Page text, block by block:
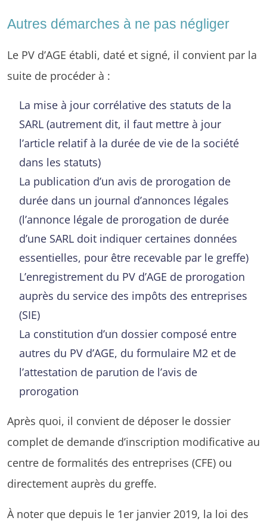
Autres démarches à ne pas négliger
Le PV d’AGE établi, daté et signé, il convient par la
suite de procéder à :
La mise à jour corrélative des statuts de la
SARL (autrement dit, il faut mettre à jour
l’article relatif à la durée de vie de la société
dans les statuts)
La publication d’un avis de prorogation de
durée dans un journal d’annonces légales
(l’annonce légale de prorogation de durée
d’une SARL doit indiquer certaines données
essentielles, pour être recevable par le greffe)
L’enregistrement du PV d’AGE de prorogation
auprès du service des impôts des entreprises
(SIE)
La constitution d’un dossier composé entre
autres du PV d’AGE, du formulaire M2 et de
l’attestation de parution de l’avis de
prorogation
Après quoi, il convient de déposer le dossier
complet de demande d’inscription modificative au
centre de formalités des entreprises (CFE) ou
directement auprès du greffe.
À noter que depuis le 1er janvier 2019, la loi des